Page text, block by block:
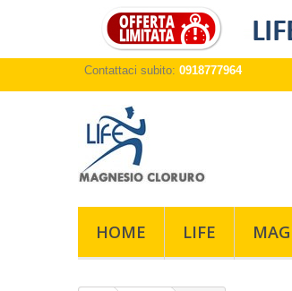
Contattaci subito: 0918777964
HOME LIFE